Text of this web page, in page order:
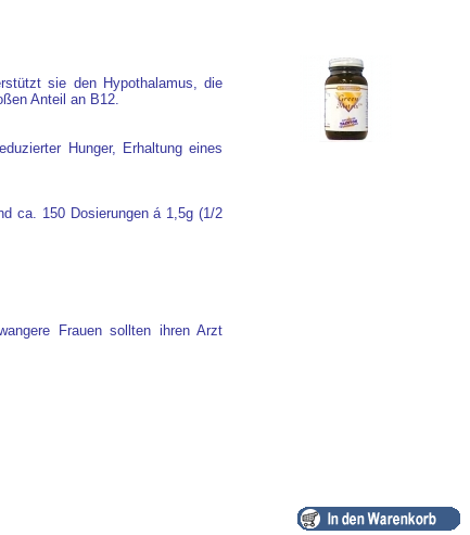
sie den Hypothalamus, die
Anteil an B12.
Hunger, Erhaltung eines
ca. 150 Dosierungen á 1,5g (1/2
Frauen sollten ihren Arzt